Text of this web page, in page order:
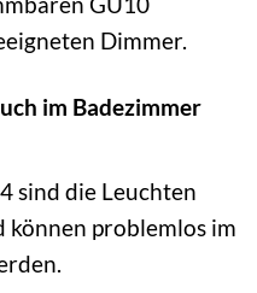
Dimmer.
im Badezimmer
sind die Leuchten
können problemlos im